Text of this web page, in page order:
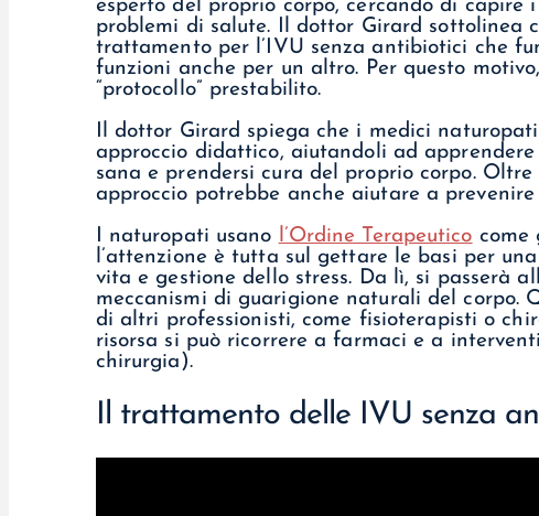
esperto del proprio corpo, cercando di
problemi di salute. Il dottor Girard sottolinea
trattamento per l’IVU senza antibiotici che
funzioni anche per un altro. Per questo
“protocollo” prestabilito.
Il dottor Girard spiega che i medici
approccio didattico, aiutandoli ad
sana e prendersi cura del proprio corpo.
approccio potrebbe anche aiutare a
I naturopati usano l’Ordine Terapeutico come
l’attenzione è tutta sul gettare le basi per
vita e gestione dello stress. Da lì, si passerà
meccanismi di guarigione naturali del corpo.
di altri professionisti, come fisioterapisti o
risorsa si può ricorrere a farmaci e a
chirurgia).
Il trattamento delle IVU senza